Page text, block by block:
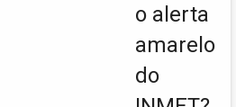
o alerta
amarelo
do